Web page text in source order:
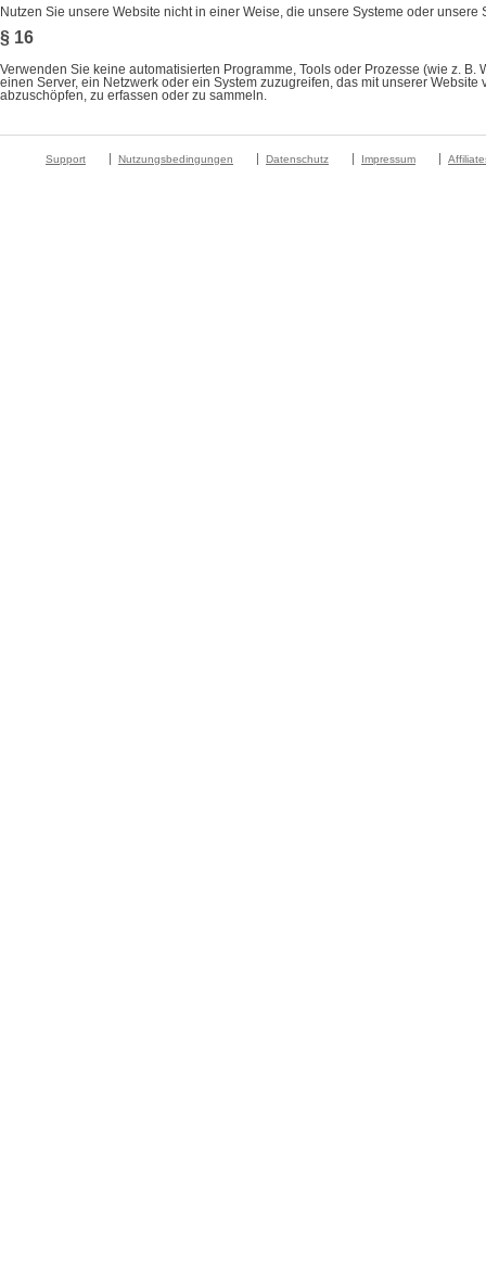
Nutzen Sie unsere Website nicht in einer Weise, die unsere Systeme oder
§ 16
Verwenden Sie keine automatisierten Programme, Tools oder Prozesse (wie z.
einen Server, ein Netzwerk oder ein System zuzugreifen, das mit unserer
abzuschöpfen, zu erfassen oder zu sammeln.
Support Nutzungsbedingungen Datenschutz Impressum